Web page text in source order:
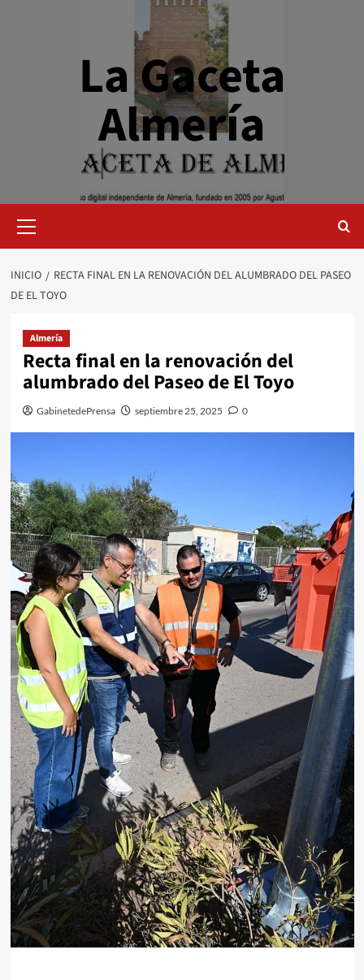
La Gaceta
Almería
primario
INICIO
RECTA FINAL EN LA RENOVACIÓN DEL ALUMBRADO DEL PASEO
DE EL TOYO
Almería
Recta final en la renovación del
alumbrado del Paseo de El Toyo
GabinetedePrensa septiembre 25, 2025 0